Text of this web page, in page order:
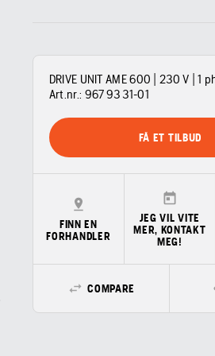
DRIVE UNIT AME 600 | 230 V | 1
Art.nr.: 967 93 31‑01
FÅ ET TILBUD
FINN EN
FORHANDLER
JEG VIL VITE
MER, KONTAKT
MEG!
COMPARE